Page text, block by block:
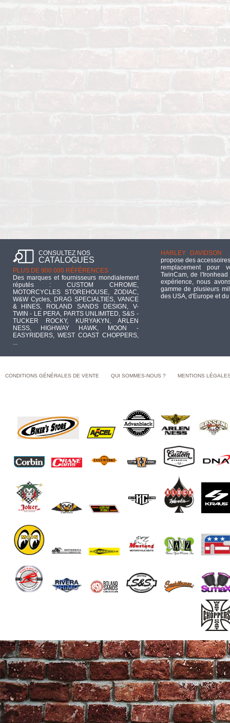
CONSULTEZ NOS
CATALOGUES
PLUS DE 900 000 RÉFÉRENCES :
Des marques et fournisseurs mondialement
réputés : CUSTOM CHROME,
MOTORCYCLES STOREHOUSE, ZODIAC,
W&W Cycles, DRAG SPECIALTIES, VANCE
& HINES, ROLAND SANDS DESIGN, V-
TWIN - LE PERA, PARTS UNLIMITED, S&S -
TUCKER ROCKY, KURYAKYN, ARLEN
NESS, HIGHWAY HAWK, MOON -
EASYRIDERS, WEST COAST CHOPPERS,
...
HARLEY DAVIDSON :
propose des
remplacement pour
TwinCam, de
expérience, nous
gamme de plusieurs
des USA, d'Europe et
CONDITIONS GÉNÉRALES DE VENTE QUI SOMMES-NOUS ? MENTIONS
End of Gallery